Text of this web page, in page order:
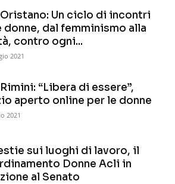
Un ciclo di incontri
donne, dal femminismo alla
contro ogni...
2021
“Libera di essere”,
aperto online per le donne
2021
sui luoghi di lavoro, il
Donne Acli in
al Senato